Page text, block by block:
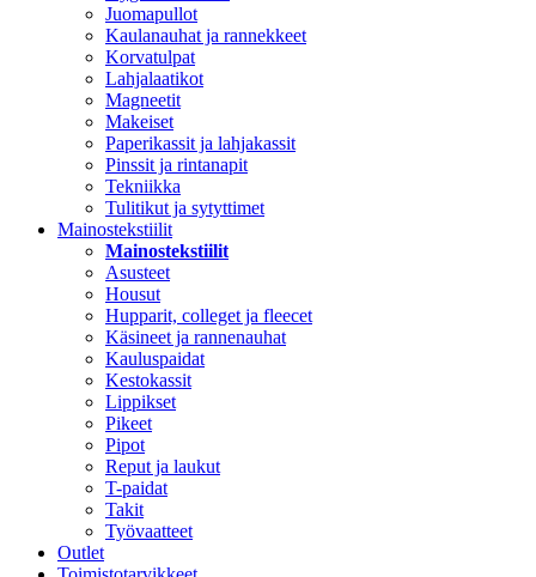
Juomapullot
Kaulanauhat ja rannekkeet
Korvatulpat
Lahjalaatikot
Magneetit
Makeiset
Paperikassit ja lahjakassit
Pinssit ja rintanapit
Tekniikka
Tulitikut ja sytyttimet
Mainostekstiilit
Mainostekstiilit
Asusteet
Housut
Hupparit, colleget ja fleecet
Käsineet ja rannenauhat
Kauluspaidat
Kestokassit
Lippikset
Pikeet
Pipot
Reput ja laukut
T-paidat
Takit
Työvaatteet
Outlet